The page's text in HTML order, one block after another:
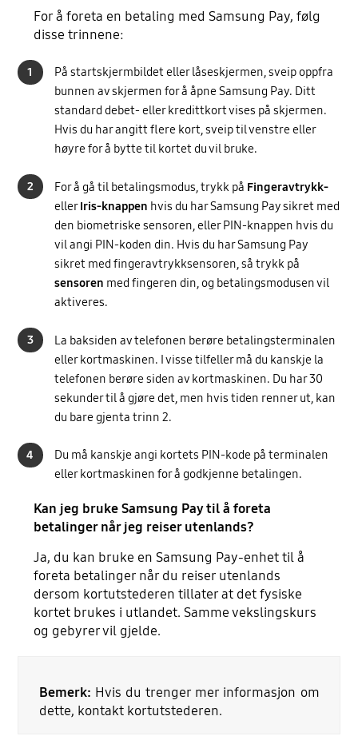
For å foreta en betaling med Samsung Pay, følg
disse trinnene:
1
På startskjermbildet eller låseskjermen, sveip oppfra
bunnen av skjermen for å åpne Samsung Pay. Ditt
standard debet- eller kredittkort vises på skjermen.
Hvis du har angitt flere kort, sveip til venstre eller
høyre for å bytte til kortet du vil bruke.
2 For å gå til betalingsmodus, trykk på Fingeravtrykk-
ellerIris-knappen hvis du har Samsung Pay sikret med
den biometriske sensoren, eller PIN-knappen hvis du
vil angi PIN-koden din. Hvis du har Samsung Pay
sikret med fingeravtrykksensoren, så trykk på
sensoren med fingeren din, og betalingsmodusen vil
aktiveres.
3
La baksiden av telefonen berøre betalingsterminalen
eller kortmaskinen. I visse tilfeller må du kanskje la
telefonen berøre siden av kortmaskinen. Du har 30
sekunder til å gjøre det, men hvis tiden renner ut, kan
du bare gjenta trinn 2.
4
Du må kanskje angi kortets PIN-kode på terminalen
eller kortmaskinen for å godkjenne betalingen.
Kan jeg bruke Samsung Pay til å foreta
betalinger når jeg reiser utenlands?
Ja, du kan bruke en Samsung Pay-enhet til å
foreta betalinger når du reiser utenlands
dersom kortutstederen tillater at det fysiske
kortet brukes i utlandet. Samme vekslingskurs
og gebyrer vil gjelde.
Bemerk: Hvis du trenger mer informasjon om
dette, kontakt kortutstederen.